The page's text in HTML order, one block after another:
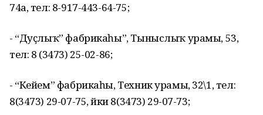
74а, тел: 8-917-443-64-75;
- “Дуҫлыҡ” фабрикаһы”, Тыныслыҡ урамы, 53,
тел: 8 (3473) 25-02-86;
- “Кейем” фабрикаһы, Техник урамы, 32\1, тел:
8(3473) 29-07-75, йәки 8(3473) 29-07-73;